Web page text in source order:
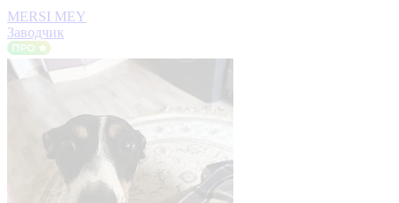
MERSI MEY
Заводчик